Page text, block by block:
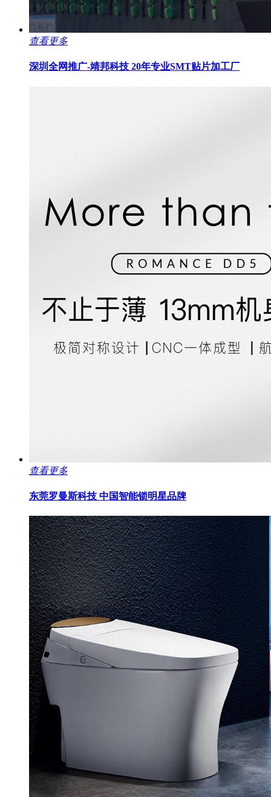
查看更多
深圳全网推广-靖邦科技 20年专业SMT贴片加工厂
查看更多
东莞罗曼斯科技 中国智能锁明星品牌